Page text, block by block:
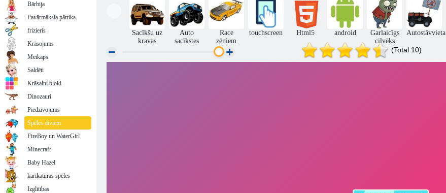
Niecīga piegāde
Automašīnu
arēna sadursme
Lielais kravas
automašīnu
simulators
Sacīkšu uz
kravas
Auto
sacīkstes
Race
zēniem
touchscreen Html5 android
Garlaicīgs
cilvēks
Autostāvvieta
(Total 10)
Bārbija
Pavārmāksla pārtika
frizieris
Krāsojums
Meikaps
Saldēti
Krāsaini bloki
Dinozauri
Piedzīvojums
Spēles diviem
FireBoy un WaterGirl
Minecraft
Baby Hazel
karikatūras spēles
Izglītības